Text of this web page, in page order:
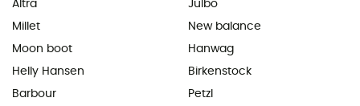
Altra
Millet
Moon boot
Helly Hansen
Barbour
Julbo
New balance
Hanwag
Birkenstock
Petzl